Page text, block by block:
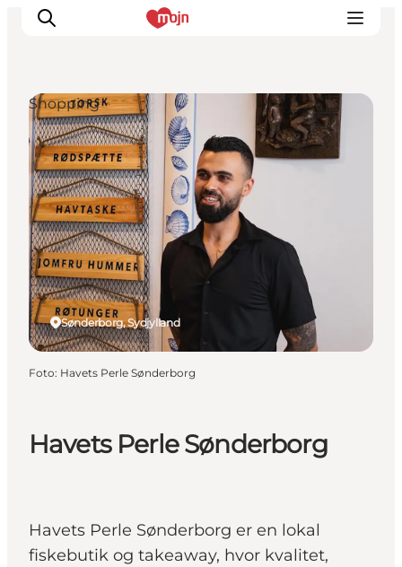
Oplevelser
Byer & Steder
Det sker
Overnatning
Planlæg din ferie
Booking
Havets Perle Sønderborg
Havets Perle Sønderborg er en lokal
fiskebutik og takeaway, hvor kvalitet,
Sønderborg, Sydjylland
Shopping
Foto: Havets Perle Sønderborg